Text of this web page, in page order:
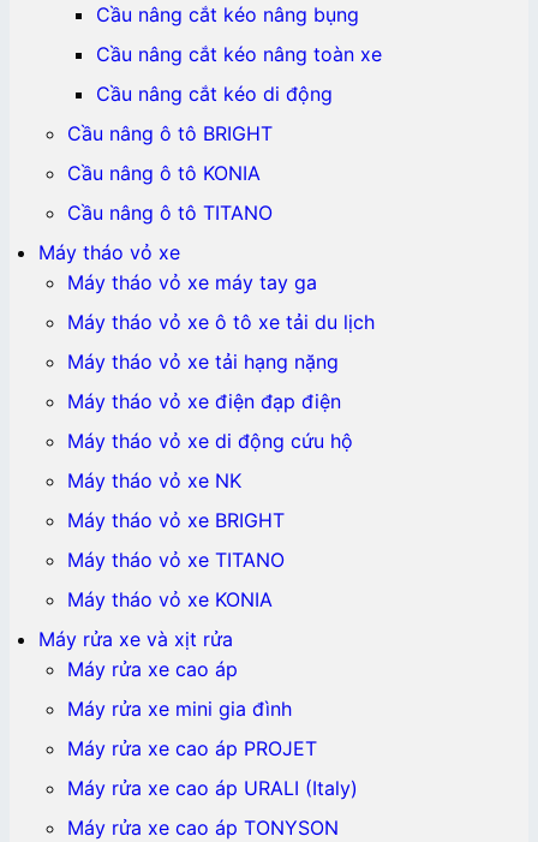
Cầu nâng cắt kéo nâng bụng
Cầu nâng cắt kéo nâng toàn xe
Cầu nâng cắt kéo di động
Cầu nâng ô tô BRIGHT
Cầu nâng ô tô KONIA
Cầu nâng ô tô TITANO
Máy tháo vỏ xe
Máy tháo vỏ xe máy tay ga
Máy tháo vỏ xe ô tô xe tải du lịch
Máy tháo vỏ xe tải hạng nặng
Máy tháo vỏ xe điện đạp điện
Máy tháo vỏ xe di động cứu hộ
Máy tháo vỏ xe NK
Máy tháo vỏ xe BRIGHT
Máy tháo vỏ xe TITANO
Máy tháo vỏ xe KONIA
Máy rửa xe và xịt rửa
Máy rửa xe cao áp
Máy rửa xe mini gia đình
Máy rửa xe cao áp PROJET
Máy rửa xe cao áp URALI (Italy)
Máy rửa xe cao áp TONYSON